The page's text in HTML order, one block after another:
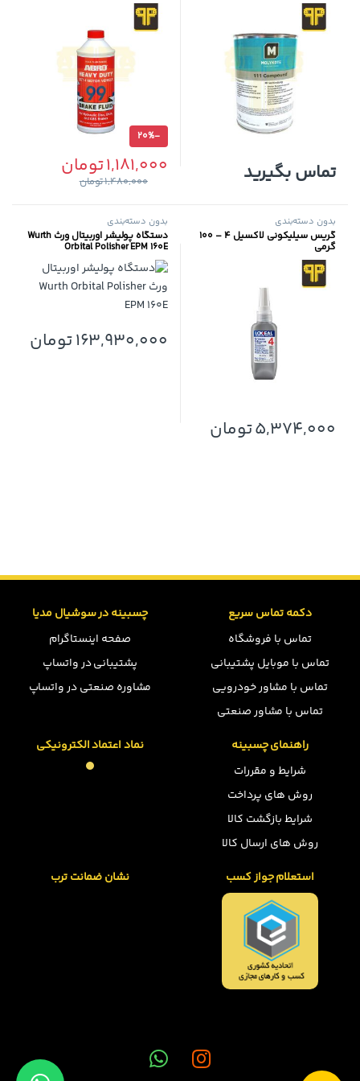
تماس بگیرید
-
20%
1,181,000تومان
1,480,000تومان
بدون دسته‌بندی
گریس سیلیکونی لاکسیل 4 – 100
گرمی
5,374,000تومان
بدون دسته‌بندی
دستگاه پولیشر اوربیتال ورث Wurth
Orbital Polisher EPM 160E
163,930,000تومان
دکمه تماس سریع
تماس با فروشگاه
تماس با موبایل پشتیبانی
تماس با مشاور خودرویی
تماس با مشاور صنعتی
چسبینه در سوشیال مدیا
صفحه اینستاگرام
پشتیبانی در واتساپ
مشاوره صنعتی در واتساپ
راهنمای چسبینه
شرایط و مقررات
روش های پرداخت
شرایط بازگشت کالا
روش های ارسال کالا
نماد اعتماد الکترونیکی
استعلام جواز کسب نشان ضمانت ترب